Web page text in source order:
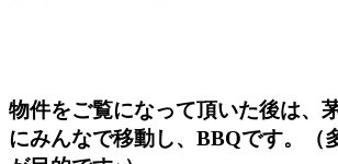
物件をご覧になって頂いた後は、
にみんなで移動し、BBQです。（